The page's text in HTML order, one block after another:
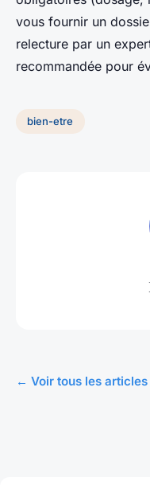
vous fournir un
relecture par un
recommandée pour
bien-etre
← Voir tous les